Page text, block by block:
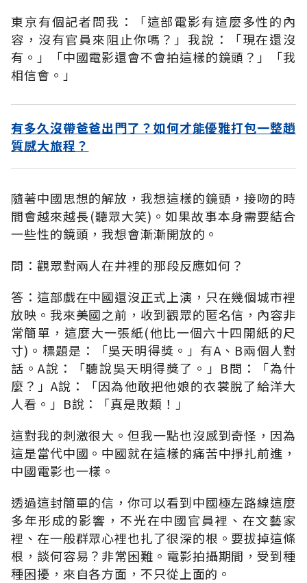
東京有個記者問我：「這部電影有這麼多性的內
容，沒有官員來阻止你嗎？」我說：「現在還沒
有。」「中國電影還會不會拍這樣的鏡頭？」「我
相信會。」
有多久沒帶爸爸出門了？如何才能優雅打包一整趟
質感大旅程？
隨著中國思想的解放，我想這樣的鏡頭，接吻的時
間會越來越長(聽眾大笑)。如果故事本身需要結合
一些性的鏡頭，我想會漸漸開放的。
問：觀眾對兩人在井裡的那段反應如何？
答：這部戲在中國還沒正式上演，只在幾個城市裡
放映。我來美國之前，收到觀眾的匿名信，內容非
常簡單，這麼大一張紙(他比一個六十四開紙的尺
寸)。標題是：「吳天明得獎。」有A、B兩個人對
話。A說：「聽說吳天明得獎了。」B問：「為什
麼？」A說：「因為他敢把他娘的衣裳脫了給洋大
人看。」B說：「真是敗類！」
這對我的刺激很大。但我一點也沒感到奇怪，因為
這是當代中國。中國就在這樣的痛苦中掙扎前進，
中國電影也一樣。
透過這封簡單的信，你可以看到中國極左路線這麼
多年形成的影響，不光在中國官員裡、在文藝家
裡、在一般群眾心裡也扎了很深的根。要拔掉這條
根，談何容易？非常困難。電影拍攝期間，受到種
種困擾，來自各方面，不只從上面的。